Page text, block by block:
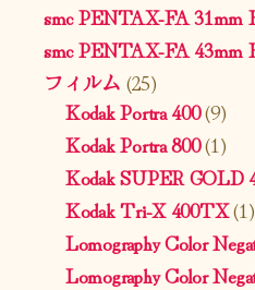
smc PENTAX-FA 31mm
smc PENTAX-FA 43mm
フィルム (25)
Kodak Portra 400(9)
Kodak Portra 800(1)
Kodak SUPER GOLD
Kodak Tri-X 400TX(1)
Lomography Color
Lomography Color